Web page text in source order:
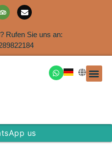
Rufen Sie uns an:
us